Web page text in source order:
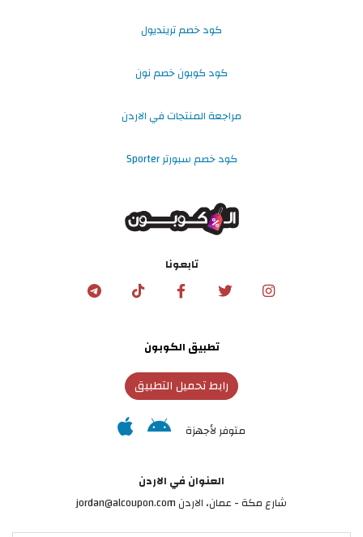
كود خصم ترينديول
كود كوبون خصم نون
مراجعة المنتجات في الاردن
كود خصم سبورتر Sporter
تابعونا
تطبيق الكوبون
رابط تحميل التطبيق
متوفر لأجهزة
العنوان في الاردن
شارع مكة - عمان، الاردن jordan@alcoupon.com